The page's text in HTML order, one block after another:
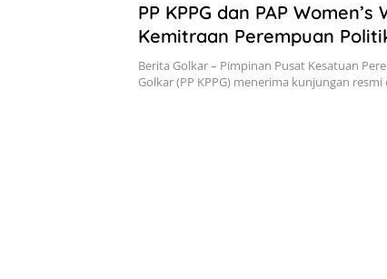
PP KPPG dan PAP
Kemitraan Perempuan
Asia Tenggara
Berita Golkar – Pimpinan Pusat Kesatuan
Golkar (PP KPPG) menerima kunjungan resmi